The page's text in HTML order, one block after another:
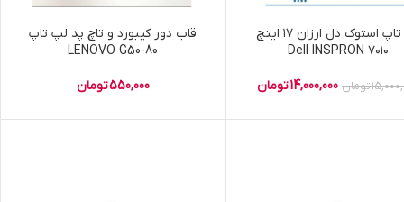
لپ تاپ استوک دل ارزان ۱۷ اینچ
۷۰۱۰ Dell INSPRON
تومان 14,000,000تومان
قاب دور کیبورد و تاچ پد لپ تاپ
LENOVO G50-80
550,000تومان